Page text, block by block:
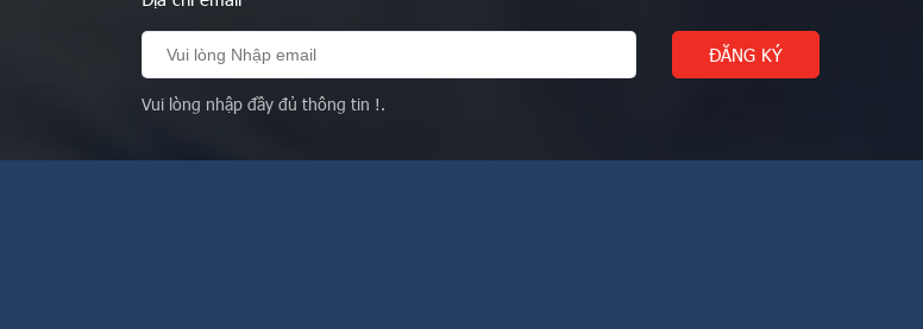
Vui lòng nhập đầy đủ thông tin !.